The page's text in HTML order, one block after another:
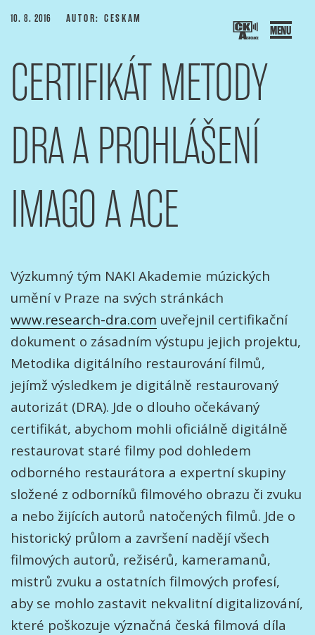
Přejít
webu
ČESKÝCH KAMERAMANŮ
portál Asociace českých kameramanů
PUBLIKOVÁNO
10. 8. 2016 AUTOR: CESKAM
CERTIFIKÁT METODY
DRA A PROHLÁŠENÍ
IMAGO A ACE
Výzkumný tým NAKI Akademie múzických
umění v Praze na svých stránkách
www.research-dra.com uveřejnil certifikační
dokument o zásadním výstupu jejich projektu,
Metodika digitálního restaurování filmů,
jejímž výsledkem je digitálně restaurovaný
autorizát (DRA). Jde o dlouho očekávaný
certifikát, abychom mohli oficiálně digitálně
restaurovat staré filmy pod dohledem
odborného restaurátora a expertní skupiny
složené z odborníků filmového obrazu či zvuku
a nebo žijících autorů natočených filmů. Jde o
historický průlom a završení nadějí všech
filmových autorů, režisérů, kameramanů,
mistrů zvuku a ostatních filmových profesí,
aby se mohlo zastavit nekvalitní digitalizování,
které poškozuje význačná česká filmová díla